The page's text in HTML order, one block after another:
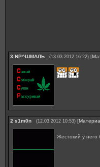
3 NP^ШМАЛЬ (13.03.2012 16:22) [
2 s1m0n (12.03.2012 10:53) [
Жестокий у него